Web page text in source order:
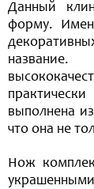
Данный
форму.
выполнена
что она не
Нож